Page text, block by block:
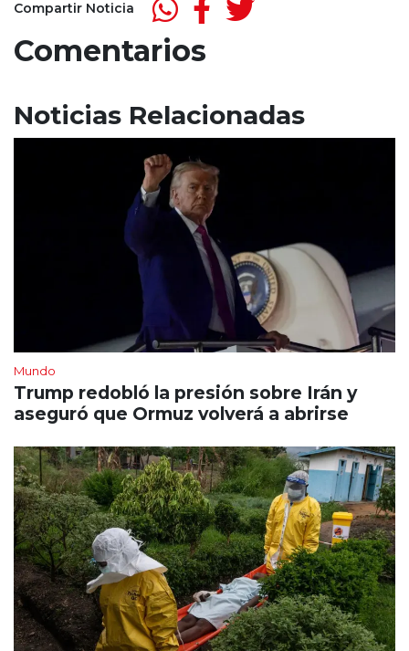
Compartir Noticia
Comentarios
Noticias Relacionadas
Mundo
Trump redobló la presión sobre Irán y
aseguró que Ormuz volverá a abrirse